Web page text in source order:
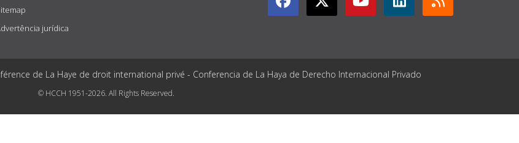
jurídica
de La Haye de droit international privé - Conferencia de La Haya de Derecho Internacional Privado
© HCCH 1951-2026. All Rights Reserved.